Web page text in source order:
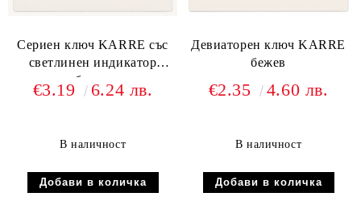
Сериен ключ KARRE със
светлинен индикатор
бежев
€3.19 6.24 лв.
В наличност
Девиаторен ключ KARRE
бежев
€2.35 4.60 лв.
В наличност